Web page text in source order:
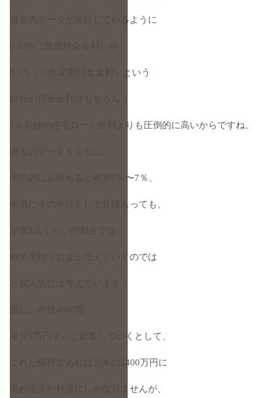
過去のデータが実証しているように
0.3%（10年定期預金金利）という
1％前後の住宅ローン金利よりも圧倒的に高いからですね。
平均的に見積もると年率6％〜7％、
弱気にその半分として見積もっても、
毎年平均でお金が増えていくのでは
毎月5万円ずっと貯蓄していくとして、
これが銀行であれば元本の2400万円に
毛が生えた程度にしかなりませんが、